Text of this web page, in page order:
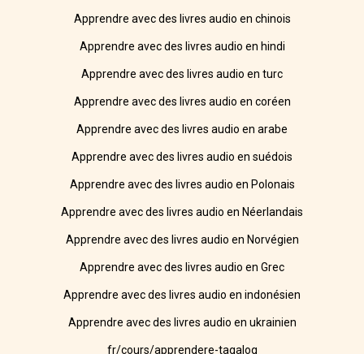
Apprendre avec des livres audio en chinois
Apprendre avec des livres audio en hindi
Apprendre avec des livres audio en turc
Apprendre avec des livres audio en coréen
Apprendre avec des livres audio en arabe
Apprendre avec des livres audio en suédois
Apprendre avec des livres audio en Polonais
Apprendre avec des livres audio en Néerlandais
Apprendre avec des livres audio en Norvégien
Apprendre avec des livres audio en Grec
Apprendre avec des livres audio en indonésien
Apprendre avec des livres audio en ukrainien
fr/cours/apprendere-tagalog